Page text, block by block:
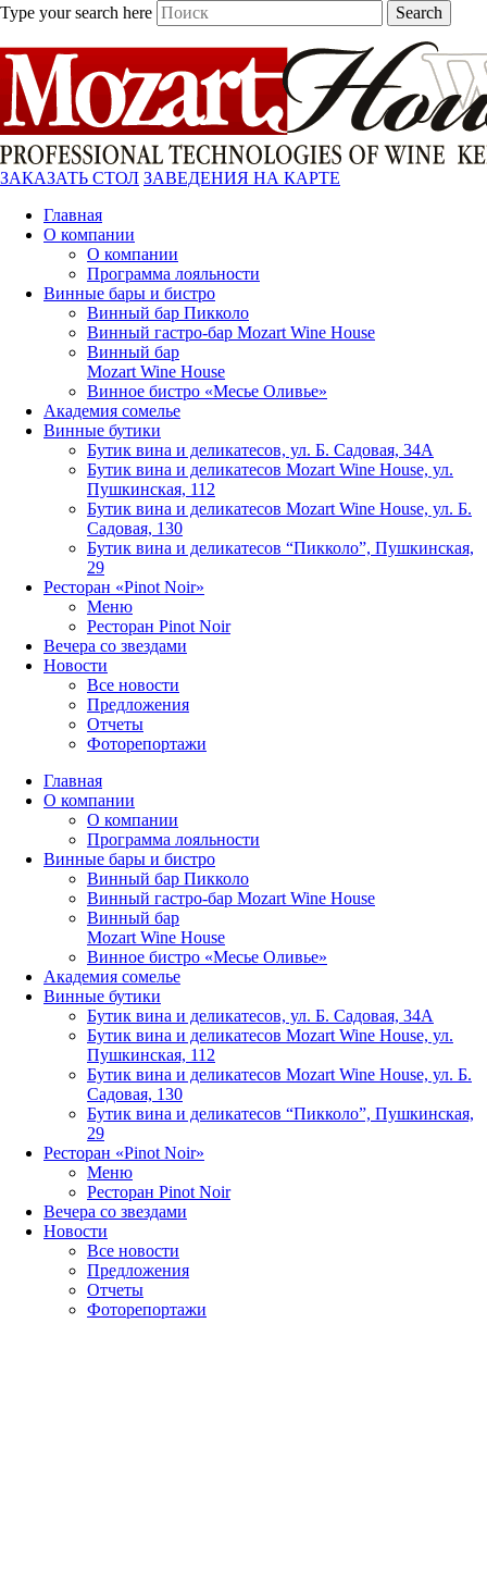
Type your search here Search
ЗАКАЗАТЬ СТОЛ ЗАВЕДЕНИЯ НА КАРТЕ
Главная
О компании
О компании
Программа лояльности
Винные бары и бистро
Винный бар Пикколо
Винный гастро-бар Mozart Wine House
Винный бар
Mozart Wine House
Винное бистро «Месье Оливье»
Академия сомелье
Винные бутики
Бутик вина и деликатесов, ул. Б. Садовая, 34А
Бутик вина и деликатесов Mozart Wine House, ул.
Пушкинская, 112
Бутик вина и деликатесов Mozart Wine House, ул. Б.
Садовая, 130
Бутик вина и деликатесов “Пикколо”, Пушкинская,
29
Ресторан «Pinot Noir»
Меню
Ресторан Pinot Noir
Вечера со звездами
Новости
Все новости
Предложения
Отчеты
Фоторепортажи
Главная
О компании
О компании
Программа лояльности
Винные бары и бистро
Винный бар Пикколо
Винный гастро-бар Mozart Wine House
Винный бар
Mozart Wine House
Винное бистро «Месье Оливье»
Академия сомелье
Винные бутики
Бутик вина и деликатесов, ул. Б. Садовая, 34А
Бутик вина и деликатесов Mozart Wine House, ул.
Пушкинская, 112
Бутик вина и деликатесов Mozart Wine House, ул. Б.
Садовая, 130
Бутик вина и деликатесов “Пикколо”, Пушкинская,
29
Ресторан «Pinot Noir»
Меню
Ресторан Pinot Noir
Вечера со звездами
Новости
Все новости
Предложения
Отчеты
Фоторепортажи